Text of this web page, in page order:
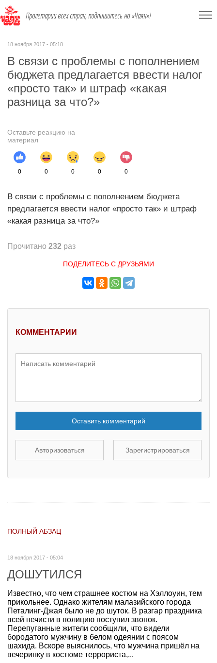
Пролетарии всех стран, подпишитесь на «Чаян»!
18 ноября 2017 - 05:18
В связи с проблемы с пополнением
бюджета предлагается ввести налог
«просто так» и штраф «какая
разница за что?»
Оставьте реакцию на
материал
0 0 0 0 0
В связи с проблемы с пополнением бюджета
предлагается ввести налог «просто так» и штраф
«какая разница за что?»
Прочитано 232 раз
ПОДЕЛИТЕСЬ С ДРУЗЬЯМИ
КОММЕНТАРИИ
Оставить комментарий
Авторизоваться Зарегистрироваться
ПОЛНЫЙ АБЗАЦ
18 ноября 2017 - 05:04
ДОШУТИЛСЯ
Известно, что чем страшнее костюм на Хэллоуин, тем
прикольнее. Однако жителям малазийского города
Петалинг-Джая было не до шуток. В разгар праздника
всей нечисти в полицию поступил звонок.
Перепуганные жители сообщили, что видели
бородатого мужчину в белом одеянии с поясом
шахида. Вскоре выяснилось, что мужчина пришёл на
вечеринку в костюме террориста,...